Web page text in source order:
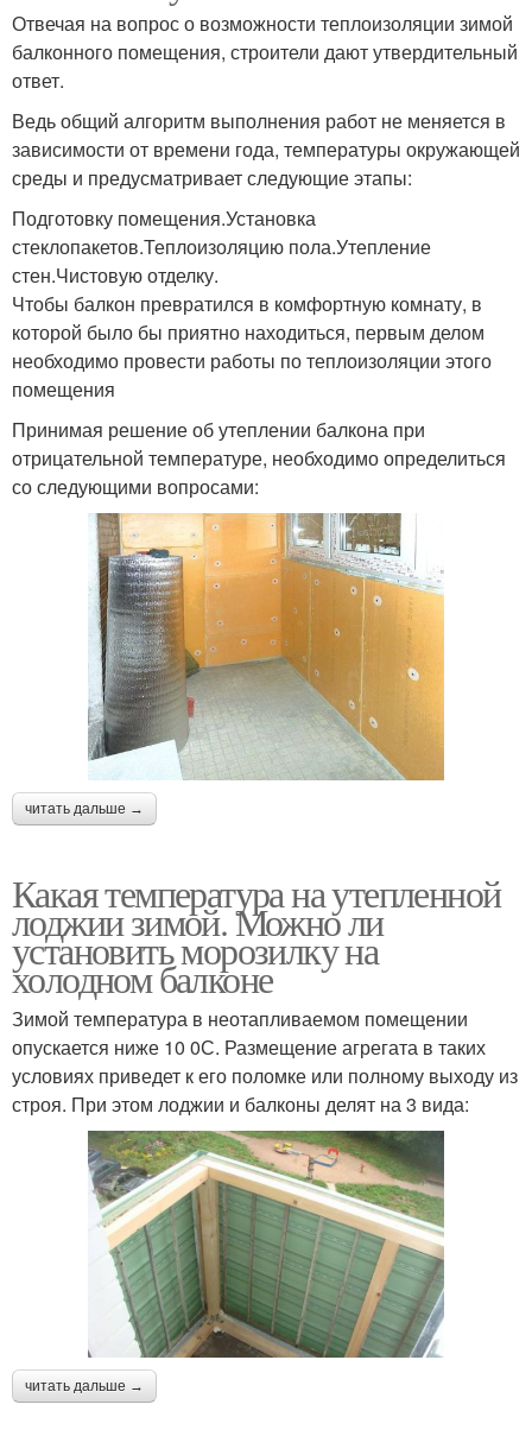
Отвечая на вопрос о возможности теплоизоляции зимой
балконного помещения, строители дают утвердительный
ответ.
Ведь общий алгоритм выполнения работ не меняется в
зависимости от времени года, температуры окружающей
среды и предусматривает следующие этапы:
Подготовку помещения.Установка
стеклопакетов.Теплоизоляцию пола.Утепление
стен.Чистовую отделку.
Чтобы балкон превратился в комфортную комнату, в
которой было бы приятно находиться, первым делом
необходимо провести работы по теплоизоляции этого
помещения
Принимая решение об утеплении балкона при
отрицательной температуре, необходимо определиться
со следующими вопросами:
читать дальше →
Какая температура на утепленной
лоджии зимой. Можно ли
установить морозилку на
холодном балконе
Зимой температура в неотапливаемом помещении
опускается ниже 10 0С. Размещение агрегата в таких
условиях приведет к его поломке или полному выходу из
строя. При этом лоджии и балконы делят на 3 вида:
читать дальше →